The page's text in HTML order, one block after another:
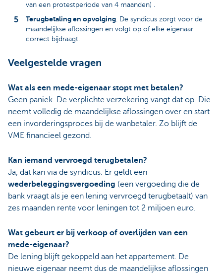
van een protestperiode van 4 maanden) .
Terugbetaling en opvolging . De syndicus zorgt voor de
maandelijkse aflossingen en volgt op of elke eigenaar
correct bijdraagt.
Veelgestelde vragen
Wat als een mede-eigenaar stopt met betalen?
Geen paniek. De verplichte verzekering vangt dat op. Die
neemt volledig de maandelijkse aflossingen over en start
een invorderingsproces bij de wanbetaler. Zo blijft de
VME financieel gezond.
Kan iemand vervroegd terugbetalen?
Ja, dat kan via de syndicus. Er geldt een
wederbeleggingsvergoeding (een vergoeding die de
bank vraagt als je een lening vervroegd terugbetaalt) van
zes maanden rente voor leningen tot 2 miljoen euro.
Wat gebeurt er bij verkoop of overlijden van een
mede-eigenaar?
De lening blijft gekoppeld aan het appartement. De
nieuwe eigenaar neemt dus de maandelijkse aflossingen